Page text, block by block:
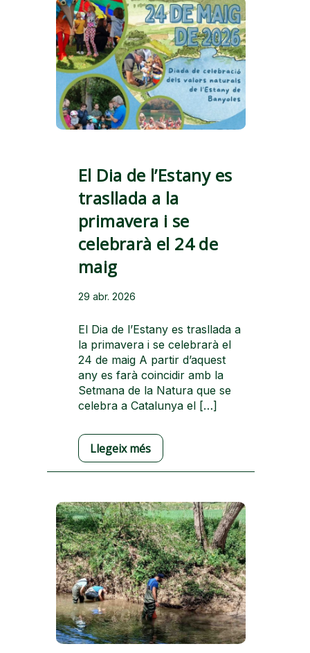
El Dia de l’Estany es
trasllada a la
primavera i se
celebrarà el 24 de
maig
29 abr. 2026
El Dia de l’Estany es trasllada a
la primavera i se celebrarà el
24 de maig A partir d’aquest
any es farà coincidir amb la
Setmana de la Natura que se
celebra a Catalunya el […]
Llegeix més